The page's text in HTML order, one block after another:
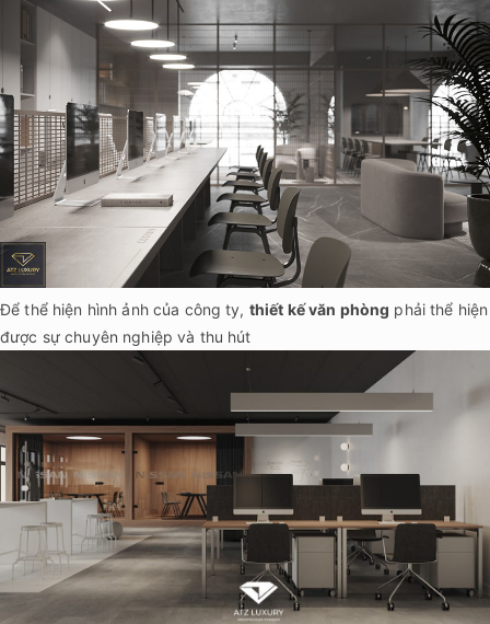
Để thể hiện hình ảnh của công ty, thiết kế văn phòng phải thể hiện
được sự chuyên nghiệp và thu hút